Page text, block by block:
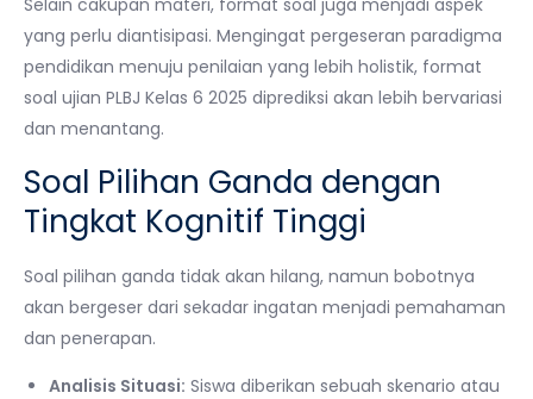
yang perlu diantisipasi. Mengingat pergeseran paradigma
pendidikan menuju penilaian yang lebih holistik, format
soal ujian PLBJ Kelas 6 2025 diprediksi akan lebih bervariasi
dan menantang.
Soal Pilihan Ganda dengan
Tingkat Kognitif Tinggi
Soal pilihan ganda tidak akan hilang, namun bobotnya
akan bergeser dari sekadar ingatan menjadi pemahaman
dan penerapan.
Analisis Situasi: Siswa diberikan sebuah skenario atau